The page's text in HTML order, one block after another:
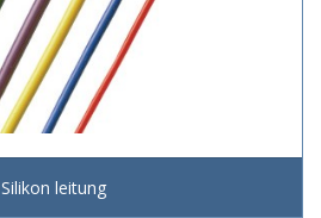
Silikon leitung